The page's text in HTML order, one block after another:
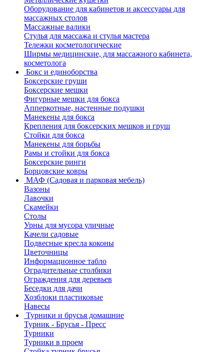
Оборудование для кабинетов и аксессуары для
массажных столов
Массажные валики
Стулья для массажа и стулья мастера
Тележки косметологические
Ширмы медицинские, для массажного кабинета,
косметолога
Бокс и единоборства
Боксерские груши
Боксерские мешки
Фигурные мешки для бокса
Апперкотные, настенные подушки
Манекены для бокса
Крепления для боксерских мешков и груш
Стойки для бокса
Манекены для борьбы
Рамы и стойки для бокса
Боксерские ринги
Борцовские ковры
МАФ (Садовая и парковая мебель)
Вазоны
Лавочки
Скамейки
Столы
Урны для мусора уличные
Качели садовые
Подвесные кресла коконы
Цветочницы
Информационное табло
Оградительные столбики
Ограждения для деревьев
Беседки для дачи
Хозблоки пластиковые
Навесы
Турники и брусья домашние
Турник - Брусья - Пресс
Турники
Турники в проем